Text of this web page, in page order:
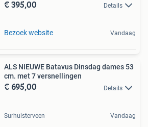
€ 395,00 Details
Bezoek website Vandaag
ALS NIEUWE Batavus Dinsdag dames 53
cm. met 7 versnellingen
€ 695,00 Details
Surhuisterveen Vandaag